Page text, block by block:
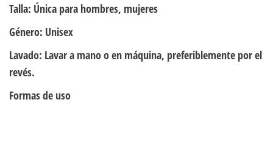
Talla: Única para hombres, mujeres
Género: Unisex
Lavado: Lavar a mano o en máquina, preferiblemente por el
revés.
Formas de uso